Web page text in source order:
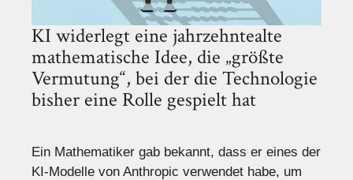
KI widerlegt eine jahrzehntealte
mathematische Idee, die „größte
Vermutung“, bei der die Technologie
bisher eine Rolle gespielt hat
Ein Mathematiker gab bekannt, dass er eines der
KI-Modelle von Anthropic verwendet habe, um